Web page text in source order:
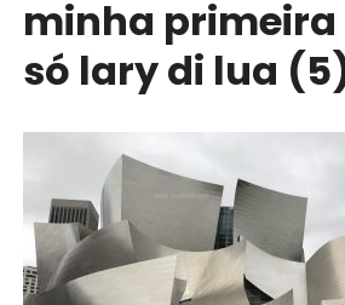
minha
só lary di lua